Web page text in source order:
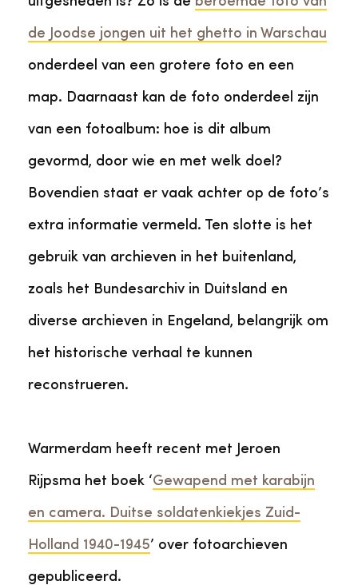
de Joodse jongen uit het ghetto in Warschau
onderdeel van een grotere foto en een
map. Daarnaast kan de foto onderdeel zijn
van een fotoalbum: hoe is dit album
gevormd, door wie en met welk doel?
Bovendien staat er vaak achter op de foto’s
extra informatie vermeld. Ten slotte is het
gebruik van archieven in het buitenland,
zoals het Bundesarchiv in Duitsland en
diverse archieven in Engeland, belangrijk om
het historische verhaal te kunnen
reconstrueren.
Warmerdam heeft recent met Jeroen
Rijpsma het boek ‘Gewapend met karabijn
en camera. Duitse soldatenkiekjes Zuid-
Holland 1940-1945’ over fotoarchieven
gepubliceerd.